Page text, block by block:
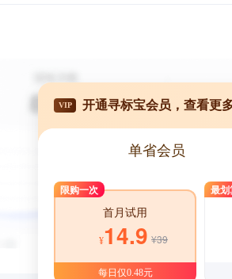
VIP 开通寻标宝会员，查看更
单省会员
限购一次
首月试用
¥14.9 ¥39
每日仅0.48元
最划